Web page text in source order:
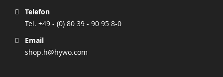
Telefon
Tel. +49 - (0) 80 39 - 90 95 8-0
Email
shop.h@hywo.com